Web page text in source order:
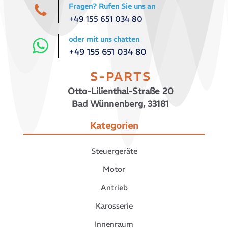
Fragen? Rufen Sie uns an
+49 155 651 034 80
oder mit uns chatten
+49 155 651 034 80
S-PARTS
Otto-Lilienthal-Straße 20
Bad Wünnenberg, 33181
Kategorien
Steuergeräte
Motor
Antrieb
Karosserie
Innenraum